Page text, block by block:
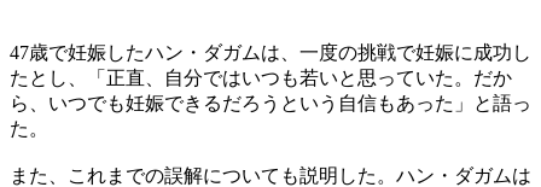
47歳で妊娠したハン・ダガムは、一度の挑戦で妊娠に成功し
たとし、「正直、自分ではいつも若いと思っていた。だか
ら、いつでも妊娠できるだろうという自信もあった」と語っ
た。
また、これまでの誤解についても説明した。ハン・ダガムは